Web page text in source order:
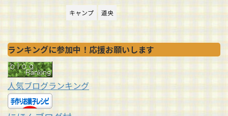
キャンプ 道央
ランキングに参加中！応援お願いします
人気ブログランキング